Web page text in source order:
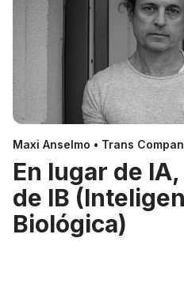
Maxi Anselmo • Trans
En lugar de
de IB
Biológica)